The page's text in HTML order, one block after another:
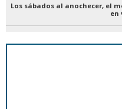
Los sábados al anochecer, el
en